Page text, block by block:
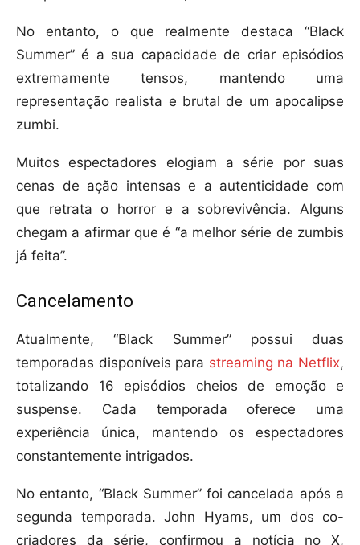
No entanto, o que realmente destaca “Black
Summer” é a sua capacidade de criar episódios
extremamente tensos, mantendo uma
representação realista e brutal de um apocalipse
zumbi.
Muitos espectadores elogiam a série por suas
cenas de ação intensas e a autenticidade com
que retrata o horror e a sobrevivência. Alguns
chegam a afirmar que é “a melhor série de zumbis
já feita”.
Cancelamento
Atualmente, “Black Summer” possui duas
temporadas disponíveis para streaming na Netflix,
totalizando 16 episódios cheios de emoção e
suspense. Cada temporada oferece uma
experiência única, mantendo os espectadores
constantemente intrigados.
No entanto, “Black Summer” foi cancelada após a
segunda temporada. John Hyams, um dos co-
criadores da série, confirmou a notícia no X,